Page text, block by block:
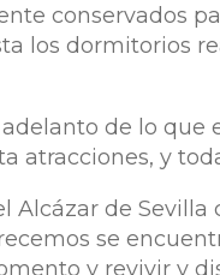
conservados
los dormitorios
de lo que
atracciones, y
Alcázar de
se
y revivir y